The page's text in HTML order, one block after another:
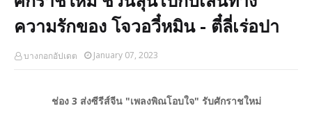
ความรักของ โจวอวี๋หมิน - ตี๋ลี่เร่อปา
บางกอกอัปเดต January 07, 2023
ช่อง 3 ส่งซีรีส์จีน "เพลงพิณโอบใจ" รับศักราชใหม่